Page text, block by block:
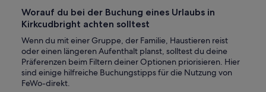
Worauf du bei der Buchung eines Urlaubs in
Kirkcudbright achten solltest
Wenn du mit einer Gruppe, der Familie, Haustieren reist
oder einen längeren Aufenthalt planst, solltest du deine
Präferenzen beim Filtern deiner Optionen priorisieren. Hier
sind einige hilfreiche Buchungstipps für die Nutzung von
FeWo-direkt.